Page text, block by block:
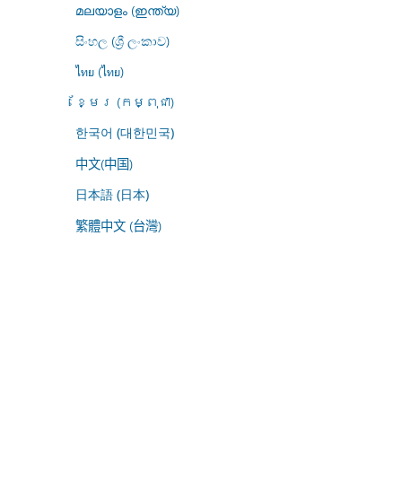
മലയാളം (ഇന്ത്യ)
සිංහල (ශ්‍රී ලංකාව)
ไทย (ไทย)
ខ្មែរ (កម្ពុជា)
한국어 (대한민국)
中文(中国)
日本語 (日本)
繁體中文 (台灣)